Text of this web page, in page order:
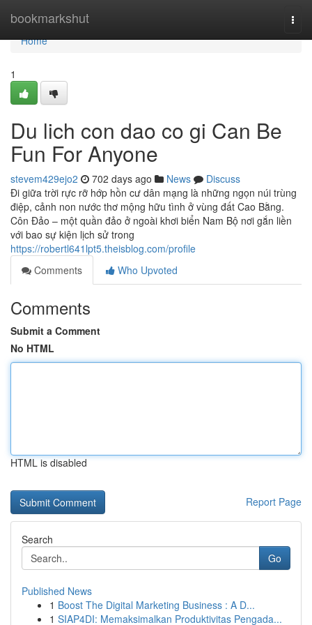
bookmarkshut
Home
Home
1
Du lich con dao co gi Can Be
Fun For Anyone
stevem429ejo2 702 days ago News
Discuss
Đi giữa trời rực rỡ hớp hồn cư dân mạng là những ngọn núi trùng
điệp, cảnh non nước thơ mộng hữu tình ở vùng đất Cao Bằng.
Côn Đảo – một quần đảo ở ngoài khơi biển Nam Bộ nơi gắn liền
với bao sự kiện lịch sử trong
https://robertl641lpt5.theisblog.com/profile
Comments
Who Upvoted
Comments
Submit a Comment
No HTML
HTML is disabled
Report Page
Search
Go
Published News
1 Boost The Digital Marketing Business : A D...
1 SIAP4DI: Memaksimalkan Produktivitas Pengada...